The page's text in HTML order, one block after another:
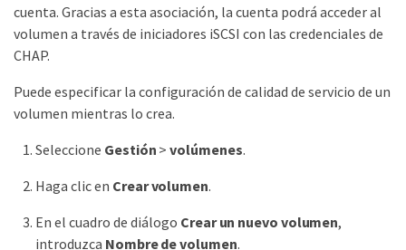
cuenta. Gracias a esta asociación, la cuenta podrá acceder al
volumen a través de iniciadores iSCSI con las credenciales de
CHAP.
Puede especificar la configuración de calidad de servicio de un
volumen mientras lo crea.
Seleccione Gestión >volúmenes.
Haga clic en Crear volumen.
En el cuadro de diálogo Crear un nuevo volumen,
introduzca Nombre de volumen.